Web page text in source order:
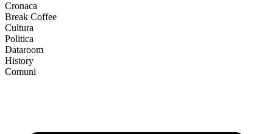
Cronaca
Break Coffee
Cultura
Politica
Dataroom
History
Comuni